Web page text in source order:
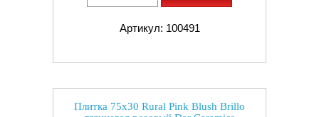
Артикул: 100491
Плитка 75x30 Rural Pink Blush Brillo